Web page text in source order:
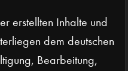
erstellten Inhalte und
dem deutschen
Bearbeitung,